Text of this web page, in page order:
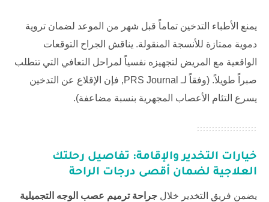
يمنع الأطباء التدخين تماماً قبل شهر من الموعد لضمان تروية
دموية ممتازة للأنسجة المنقولة. يناقش الجراح التوقعات
الواقعية مع المريض لتجهيزه نفسياً لمراحل التعافي التي تتطلب
صبراً طويلاً. (وفقاً لـ PRS Journal, فإن الإقلاع عن التدخين
يسرع التئام الأعصاب المجهرية بنسبة مضاعفة).
خيارات التخدير والإقامة: تفاصيل رحلتك
العلاجية لضمان أقصى درجات الراحة
يضمن فريق التخدير خلال جراحة ترميم عصب الوجه التجميلية